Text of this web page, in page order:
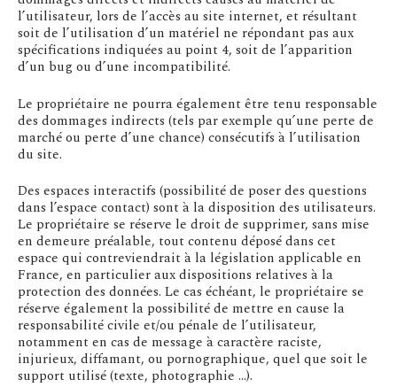
l’utilisateur, lors de l’accès au site internet, et résultant
soit de l’utilisation d’un matériel ne répondant pas aux
spécifications indiquées au point 4, soit de l’apparition
d’un bug ou d’une incompatibilité.
Le propriétaire ne pourra également être tenu responsable
des dommages indirects (tels par exemple qu’une perte de
marché ou perte d’une chance) consécutifs à l’utilisation
du site.
Des espaces interactifs (possibilité de poser des questions
dans l’espace contact) sont à la disposition des utilisateurs.
Le propriétaire se réserve le droit de supprimer, sans mise
en demeure préalable, tout contenu déposé dans cet
espace qui contreviendrait à la législation applicable en
France, en particulier aux dispositions relatives à la
protection des données. Le cas échéant, le propriétaire se
réserve également la possibilité de mettre en cause la
responsabilité civile et/ou pénale de l’utilisateur,
notamment en cas de message à caractère raciste,
injurieux, diffamant, ou pornographique, quel que soit le
support utilisé (texte, photographie …).